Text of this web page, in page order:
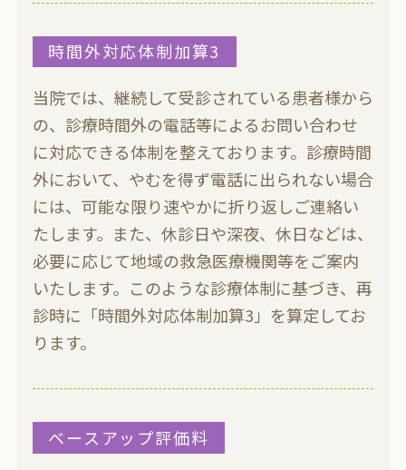
時間外対応体制加算3
当院では、継続して受診されている患者様から
の、診療時間外の電話等によるお問い合わせ
に対応できる体制を整えております。診療時間
外において、やむを得ず電話に出られない場合
には、可能な限り速やかに折り返しご連絡い
たします。また、休診日や深夜、休日などは、
必要に応じて地域の救急医療機関等をご案内
いたします。このような診療体制に基づき、再
診時に「時間外対応体制加算3」を算定してお
ります。
ベースアップ評価料